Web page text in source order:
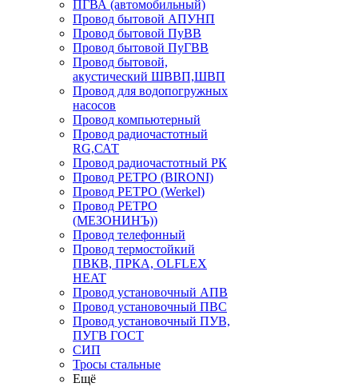
ПГВА (автомобильный)
Провод бытовой АПУНП
Провод бытовой ПуВВ
Провод бытовой ПуГВВ
Провод бытовой,
акустический ШВВП,ШВП
Провод для водопогружных
насосов
Провод компьютерный
Провод радиочастотный
RG,САТ
Провод радиочастотный РК
Провод РЕТРО (BIRONI)
Провод РЕТРО (Werkel)
Провод РЕТРО
(МЕЗОНИНЪ))
Провод телефонный
Провод термостойкий
ПВКВ, ПРКА, OLFLEX
HEAT
Провод установочный АПВ
Провод установочный ПВС
Провод установочный ПУВ,
ПУГВ ГОСТ
СИП
Тросы стальные
Ещё